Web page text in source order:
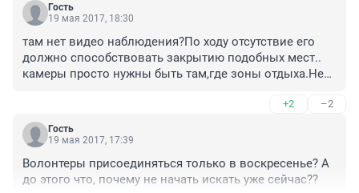
Гость
19 мая 2017, 18:30
там нет видео наблюдения?По ходу отсутствие его
должно способствовать закрытию подобных мест..
камеры просто нужны быть там,где зоны отдыха.Нет
+2 –2
Гость
19 мая 2017, 17:39
Волонтеры присоединяться только в воскресенье? А
до этого что, почему не начать искать уже сейчас??